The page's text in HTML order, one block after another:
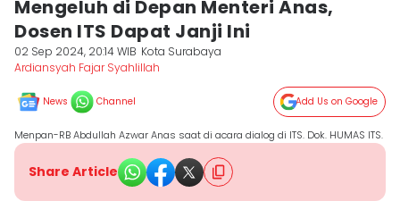
Mengeluh di Depan Menteri Anas,
Dosen ITS Dapat Janji Ini
02 Sep 2024, 20:14 WIB Kota Surabaya
Ardiansyah Fajar Syahlillah
News Channel Add Us on Google
Menpan-RB Abdullah Azwar Anas saat di acara dialog di ITS. Dok. HUMAS ITS.
Share Article